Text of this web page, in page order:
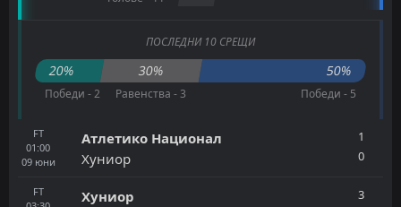
ПОСЛЕДНИ 10 СРЕЩИ
20% 30% 50%
Победи - 2 Равенства - 3 Победи - 5
FT
01:00
09 юни
Атлетико Национал
Хуниор
1
0
FT
Хуниор
3